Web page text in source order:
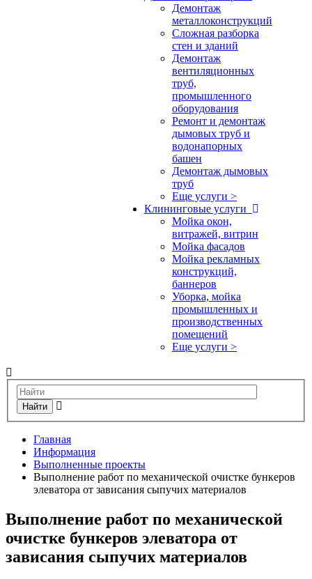
Демонтаж
металлоконструкций
Сложная разборка
стен и зданий
Демонтаж
вентиляционных
труб,
промышленного
оборудования
Ремонт и демонтаж
дымовых труб и
водонапорных
башен
Демонтаж дымовых
труб
Еще услуги >
Клининговые услуги
Мойка окон,
витражей, витрин
Мойка фасадов
Мойка рекламных
конструкций,
баннеров
Уборка, мойка
промышленных и
производственных
помещений
Еще услуги >
Найти
Главная
Информация
Выполненные проекты
Выполнение работ по механической очистке бункеров
элеватора от зависания сыпучих материалов
Выполнение работ по механической
очистке бункеров элеватора от
зависания сыпучих материалов